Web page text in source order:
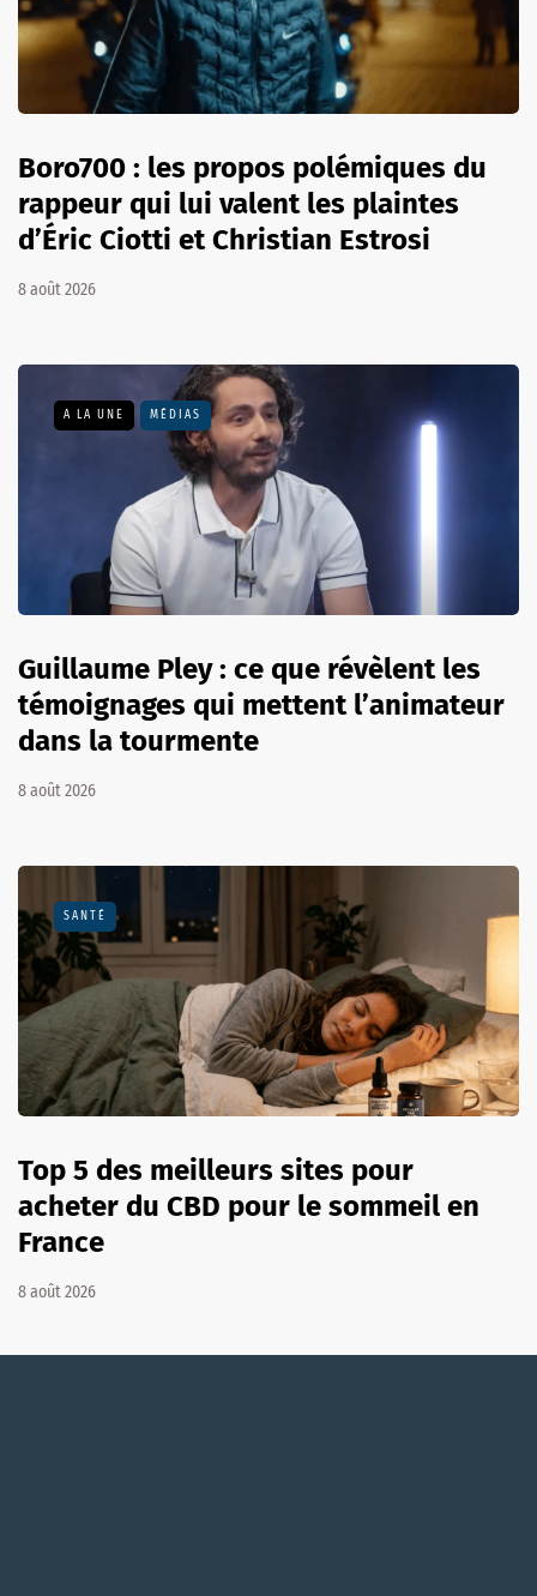
Boro700 : les propos polémiques du
rappeur qui lui valent les plaintes
d’Éric Ciotti et Christian Estrosi
8 août 2026
A LA UNE MÉDIAS
Guillaume Pley : ce que révèlent les
témoignages qui mettent l’animateur
dans la tourmente
8 août 2026
SANTÉ
Top 5 des meilleurs sites pour
acheter du CBD pour le sommeil en
France
8 août 2026